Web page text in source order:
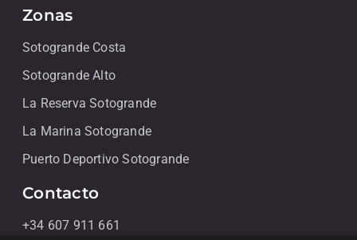
Zonas
Sotogrande Costa
Sotogrande Alto
La Reserva Sotogrande
La Marina Sotogrande
Puerto Deportivo Sotogrande
Contacto
+34 607 911 661